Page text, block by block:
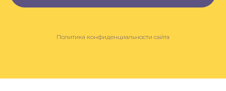
Политика конфиденциальности сайта